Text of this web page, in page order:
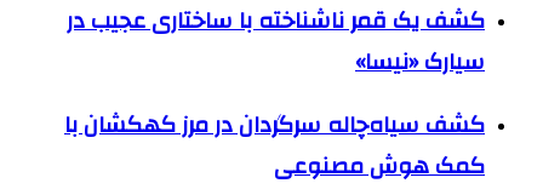
کشف یک قمر ناشناخته با ساختاری عجیب در
سیارک «نیسا»
کشف سیاه‌چاله سرگردان در مرز کهکشان با
کمک هوش مصنوعی